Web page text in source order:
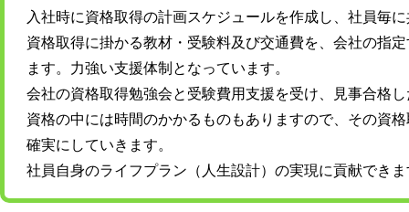
入社時に資格取得の計画スケジュールを作成し、社員毎
資格取得に掛かる教材・受験料及び交通費を、会社の指
ます。力強い支援体制となっています。
会社の資格取得勉強会と受験費用支援を受け、見事合格
資格の中には時間のかかるものもありますので、その資
確実にしていきます。
社員自身のライフプラン（人生設計）の実現に貢献でき